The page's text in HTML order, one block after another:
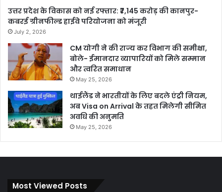
उत्तर प्रदेश के विकास को नई रफ्तार: ₹7,145 करोड़ की कानपुर-
कबरई ग्रीनफील्ड हाईवे परियोजना को मंजूरी
July 2, 2026
CM योगी ने की राज्य कर विभाग की समीक्षा,
बोले- ईमानदार व्यापारियों को मिले सम्मान
और त्वरित समाधान
May 25, 2026
थाईलैंड ने भारतीयों के लिए बदले एंट्री नियम,
अब Visa on Arrival के तहत मिलेगी सीमित
अवधि की अनुमति
May 25, 2026
Most Viewed Posts